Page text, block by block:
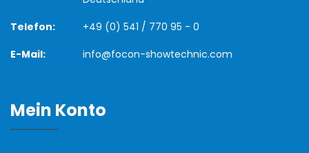
Telefon:
+49 (0) 541 / 770 95 - 0
E-Mail:
info@focon-showtechnic.com
Mein Konto